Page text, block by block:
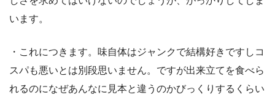
います。
・これにつきます。味自体はジャンクで結構好きですしコ
スパも悪いとは別段思いません。ですが出来立てを食べら
れるのになぜあんなに見本と違うのかびっくりするくらい